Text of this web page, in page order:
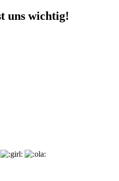
uns wichtig!